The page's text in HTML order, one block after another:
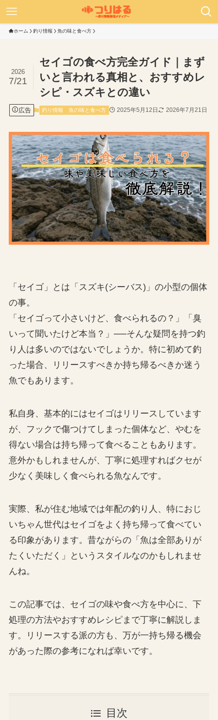
ホーム 釣り情報 魚の味と食べ方
セイゴの食べ方完全ガイド｜まず
いと言われる真相と、おすすめレ
シピ・スズキとの違い
2026
7/21
広告 釣り情報 魚の味と食べ方 2025年5月12日 2026年7月21日
「セイゴ」とは「スズキ(シーバス)」の小型の個体
の事。
「セイゴって小さいけど、食べられるの？」「臭
いって聞いたけど本当？」──そんな疑問を持つ釣
り人は多いのではないでしょうか。特に初めて釣
った場合、リリースすべきか持ち帰るべきか迷う
魚でもあります。
私自身、基本的にはセイゴはリリースしています
が、フックで傷つけてしまった個体など、やむを
得ない場合は持ち帰って食べることもあります。
意外かもしれませんが、丁寧に処理すればクセが
少なく美味しく食べられる魚なんです。
実際、私が住む地域では年配の釣り人、特におじ
いちゃん世代はセイゴをよく持ち帰って食べてい
る印象があります。昔ながらの「魚は全部ありが
たくいただく」というスタイルなのかもしれませ
んね。
この記事では、セイゴの味や食べ方を中心に、下
処理の方法やおすすめレシピまで丁寧に解説しま
す。リリースする派の方も、万が一持ち帰る機会
があった際の参考になれば幸いです。
目次